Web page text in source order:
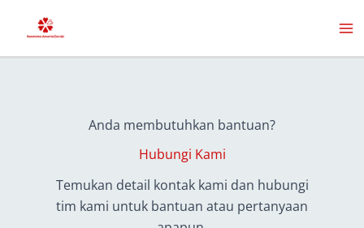
content
Anda membutuhkan bantuan?
Hubungi Kami
Temukan detail kontak kami dan hubungi
tim kami untuk bantuan atau pertanyaan